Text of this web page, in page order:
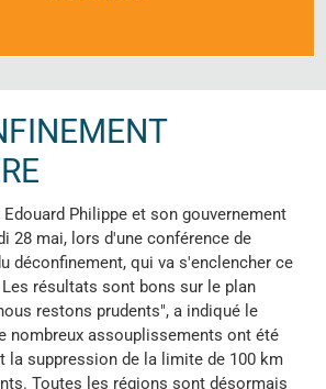
Philippe et son gouvernement
28 mai, lors d'une conférence de
déconfinement, qui va s'enclencher ce
résultats sont bons sur le plan
restons prudents", a indiqué le
nombreux assouplissements ont été
la suppression de la limite de 100 km
Toutes les régions sont désormais